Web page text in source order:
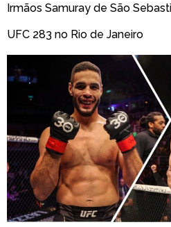
Irmãos Samuray de São
UFC 283 no Rio de Janeiro